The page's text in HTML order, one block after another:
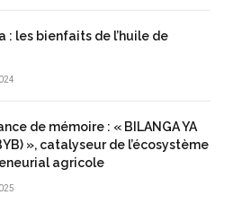
: les bienfaits de l’huile de
de mémoire : « BILANGA YA
», catalyseur de l’écosystème
agricole